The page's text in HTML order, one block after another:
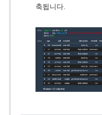
축됩니다.